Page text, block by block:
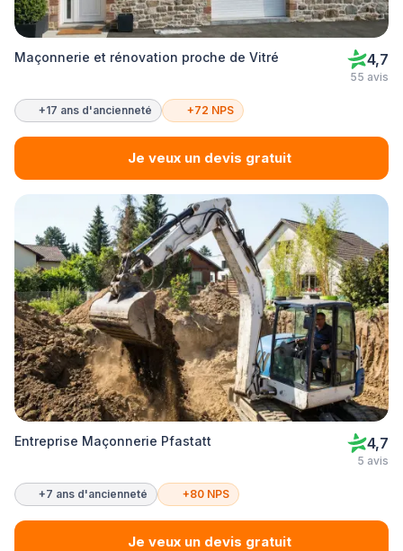
Maçonnerie et rénovation proche de Vitré 4,7
55 avis
+17 ans d'ancienneté +72 NPS
Je veux un devis gratuit
Entreprise Maçonnerie Pfastatt 4,7
5 avis
+7 ans d'ancienneté +80 NPS
Je veux un devis gratuit